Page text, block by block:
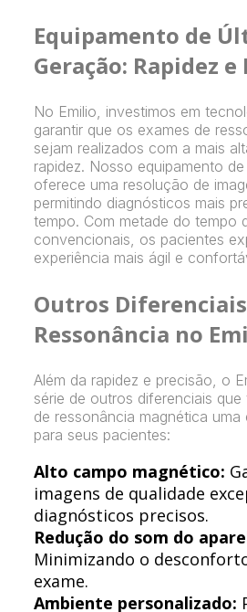
Equipamento de
Geração: Rapidez e
No Emilio, investimos em
garantir que os exames de
sejam realizados com a mais
rapidez. Nosso equipamento
oferece uma resolução de
permitindo diagnósticos mais
tempo. Com metade do tempo
convencionais, os pacientes
experiência mais ágil e
Outros
Ressonância no
Além da rapidez e precisão, o
série de outros diferenciais
de ressonância magnética uma
para seus pacientes:
Alto campo magnético:
imagens de qualidade
diagnósticos precisos.
Redução do som do
Minimizando o
exame.
Ambiente personalizado: